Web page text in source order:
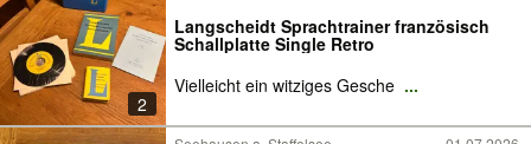
2
Langscheidt Sprachtrainer französisch
Schallplatte Single Retro
Vielleicht ein witziges Gesche ...